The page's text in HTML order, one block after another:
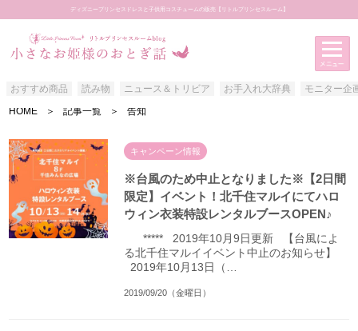
ディズニープリンセスドレスと子供用コスチュームの販売【リトルプリンセスルーム】
おすすめ商品 読み物 ニュース＆トリビア お手入れ大辞典 モニター企
HOME ＞ 記事一覧 ＞ 告知
キャンペーン情報
※台風のため中止となりました※【2日間
限定】イベント！北千住マルイにてハロ
ウィン衣装特設レンタルブースOPEN♪
***** 2019年10月9日更新 【台風によ
る北千住マルイイベント中止のお知らせ】
2019年10月13日（…
2019/09/20（金曜日）
おすすめ商品
読み物
ニュース＆トリビア
モニター企画
お客様写真館